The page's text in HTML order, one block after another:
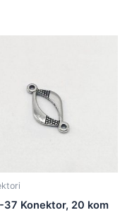
37 Konektor, 20 kom